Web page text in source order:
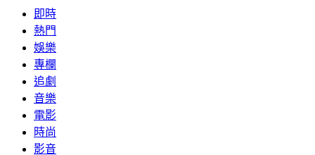
即時
熱門
娛樂
專欄
追劇
音樂
電影
時尚
影音